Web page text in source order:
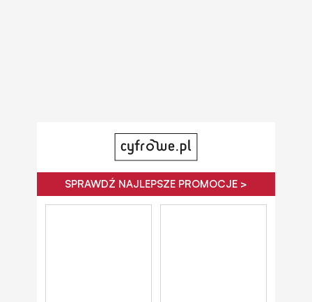
SPRAWDŹ NAJLEPSZE PROMOCJE >